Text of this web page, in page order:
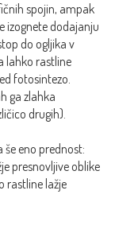
spojin, ampak
izognete dodajanju
do ogljika v
lahko rastline
fotosintezo.
ga zlahka
drugih).
eno prednost:
presnovljive oblike
rastline lažje